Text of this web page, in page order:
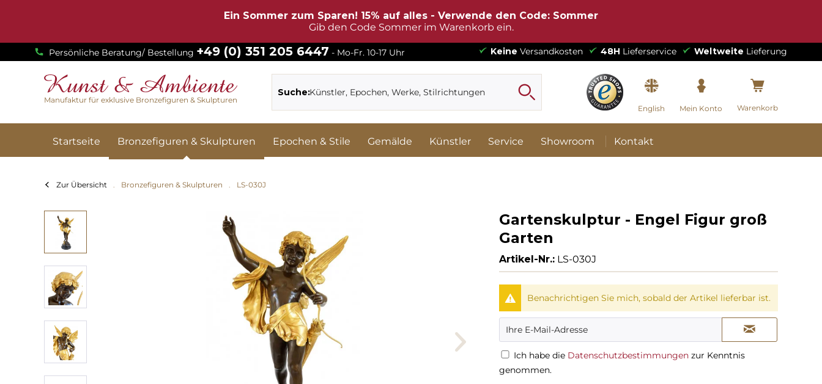
Ein Sommer zum Sparen! 15% auf alles - Verwende den Code: Sommer
Gib den Code Sommer im Warenkorb ein.
Persönliche Beratung/ Bestellung +49 (0) 351 205 6447 - Mo-Fr. 10-17 Uhr Keine Versandkosten 48H Lieferservice Weltweite Lieferung
Manufaktur für exklusive Bronzefiguren & Skulpturen
Suche:
English Mein Konto Warenkorb
Startseite Bronzefiguren & Skulpturen Epochen & Stile Gemälde Künstler Service Showroom Kontakt
Zur Übersicht Bronzefiguren & Skulpturen LS-030J
Gartenskulptur - Engel Figur groß
Garten
Artikel-Nr.: LS-030J
Benachrichtigen Sie mich, sobald der Artikel lieferbar ist.
Ich habe die Datenschutzbestimmungen zur Kenntnis
genommen.